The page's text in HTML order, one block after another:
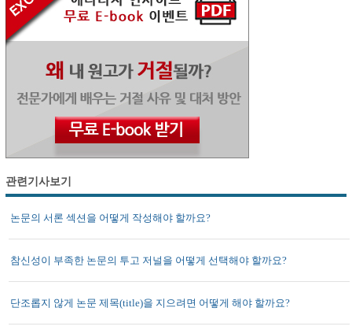
관련기사보기
논문의 서론 섹션을 어떻게 작성해야 할까요?
참신성이 부족한 논문의 투고 저널을 어떻게 선택해야 할까요?
단조롭지 않게 논문 제목(title)을 지으려면 어떻게 해야 할까요?